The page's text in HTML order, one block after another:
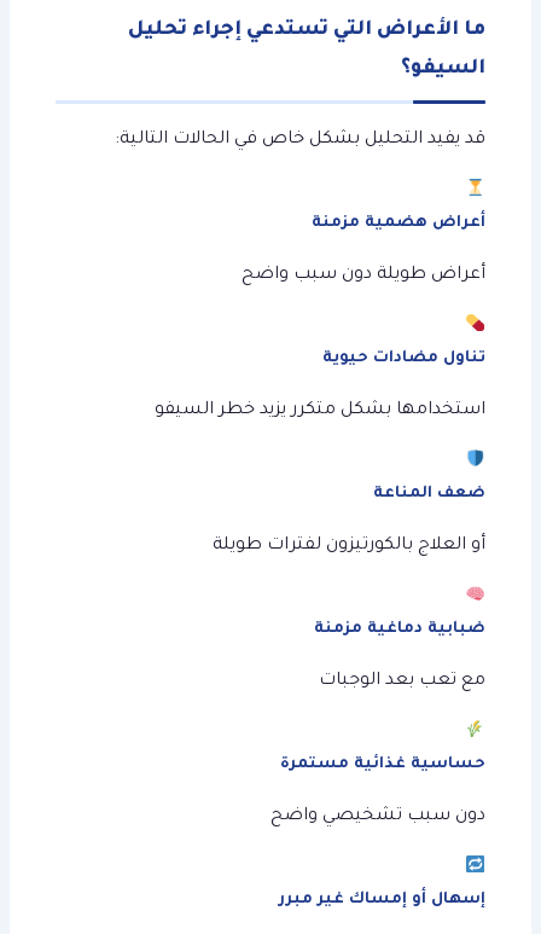
ما الأعراض التي تستدعي إجراء تحليل
السيفو؟
قد يفيد التحليل بشكل خاص في الحالات التالية:
أعراض هضمية مزمنة
أعراض طويلة دون سبب واضح
تناول مضادات حيوية
استخدامها بشكل متكرر يزيد خطر السيفو
ضعف المناعة
أو العلاج بالكورتيزون لفترات طويلة
ضبابية دماغية مزمنة
مع تعب بعد الوجبات
حساسية غذائية مستمرة
دون سبب تشخيصي واضح
إسهال أو إمساك غير مبرر